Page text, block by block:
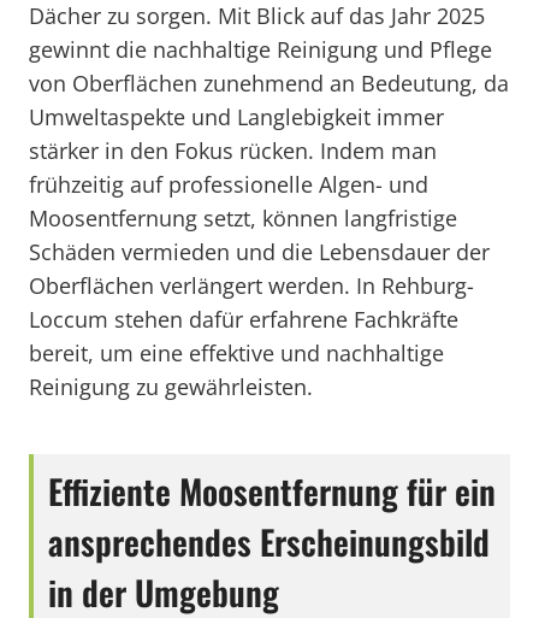
Dächer zu sorgen. Mit Blick auf das Jahr 2025
gewinnt die nachhaltige Reinigung und Pflege
von Oberflächen zunehmend an Bedeutung, da
Umweltaspekte und Langlebigkeit immer
stärker in den Fokus rücken. Indem man
frühzeitig auf professionelle Algen- und
Moosentfernung setzt, können langfristige
Schäden vermieden und die Lebensdauer der
Oberflächen verlängert werden. In Rehburg-
Loccum stehen dafür erfahrene Fachkräfte
bereit, um eine effektive und nachhaltige
Reinigung zu gewährleisten.
Effiziente Moosentfernung für ein
ansprechendes Erscheinungsbild
in der Umgebung